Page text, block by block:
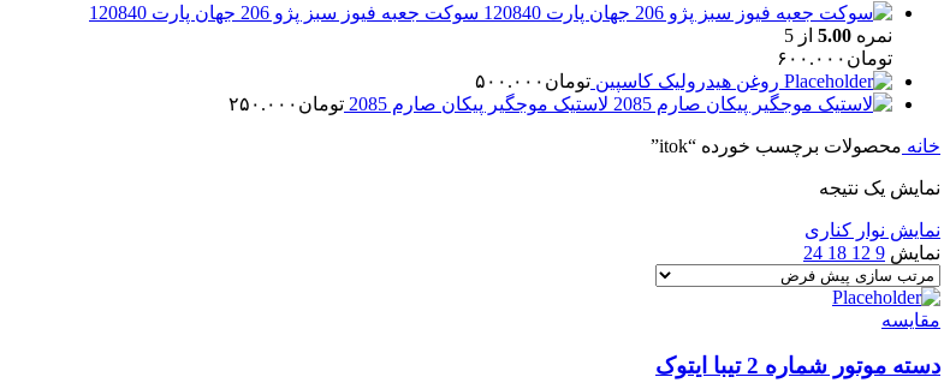
سوکت جعبه فیوز سبز پژو 206 جهان پارت 120840
نمره 5.00 از 5
تومان ۶۰۰.۰۰۰
روغن هیدرولیک کاسپین تومان ۵۰۰.۰۰۰
لاستیک موجگیر پیکان صارم 2085
تومان ۲۵۰.۰۰۰
خانه محصولات برچسب خورده “itok”
نمایش یک نتیجه
نمایش نوار کناری
نمایش 9
12
18
24
مقایسه
دسته موتور شماره 2 تیبا ایتوک